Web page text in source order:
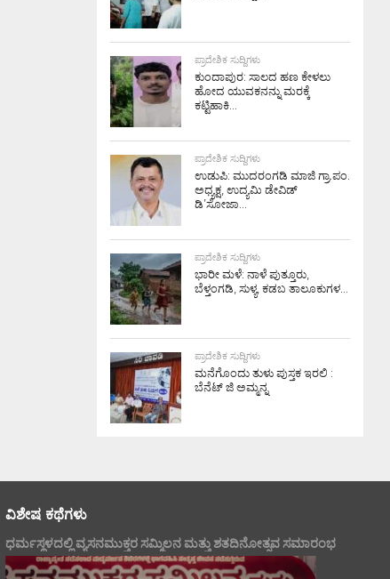
ಪ್ರಾದೇಶಿಕ ಸುದ್ದಿಗಳು
ಕುಂದಾಪುರ: ಸಾಲದ ಹಣ ಕೇಳಲು
ಹೋದ ಯುವಕನನ್ನು ಮರಕ್ಕೆ
ಕಟ್ಟಿಹಾಕಿ...
ಪ್ರಾದೇಶಿಕ ಸುದ್ದಿಗಳು
ಉಡುಪಿ: ಮುದರಂಗಡಿ ಮಾಜಿ ಗ್ರಾ.ಪಂ.
ಅಧ್ಯಕ್ಷ, ಉದ್ಯಮಿ ಡೇವಿಡ್
ಡಿ’ಸೋಜಾ...
ಪ್ರಾದೇಶಿಕ ಸುದ್ದಿಗಳು
ಭಾರೀ ಮಳೆ: ನಾಳೆ ಪುತ್ತೂರು,
ಬೆಳ್ತಂಗಡಿ, ಸುಳ್ಯ, ಕಡಬ ತಾಲೂಕುಗಳ...
ಪ್ರಾದೇಶಿಕ ಸುದ್ದಿಗಳು
ಮನೆಗೊಂದು ತುಳು ಪುಸ್ತಕ ಇರಲಿ :
ಬೆನೆಟ್ ಜಿ ಅಮ್ಮನ್ನ
ವಿಶೇಷ ಕಥೆಗಳು
ಧರ್ಮಸ್ಥಳದಲ್ಲಿ ವ್ಯಸನಮುಕ್ತರ ಸಮ್ಮಿಲನ ಮತ್ತು ಶತದಿನೋತ್ಸವ ಸಮಾರಂಭ